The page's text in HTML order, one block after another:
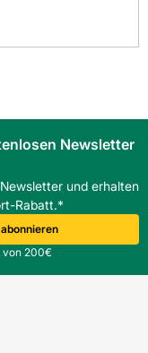
Verlegung und
Pf Form?
Planung und
Newsletter
und erhalten
Rabatt.*
von 200€